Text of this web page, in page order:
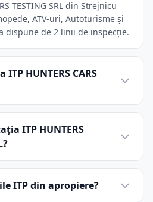
TESTING SRL din Strejnicu
ATV-uri, Autoturisme și
dispune de 2 linii de inspecție.
HUNTERS CARS
ITP HUNTERS
ITP din apropiere?